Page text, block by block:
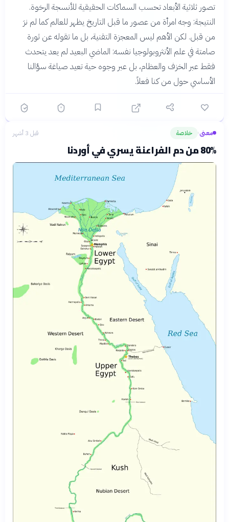
تصور ثلاثية الأبعاد تحسب السماكات الحقيقية للأنسجة الرخوة.
النتيجة: وجه امرأة من عصور ما قبل التاريخ يظهر للعالم كما لم نرَ
من قبل. لكن الأهم ليس المعجزة التقنية، بل ما تقوله عن ثورة
صامتة في علم الأنثروبولوجيا نفسه: الماضي البعيد لم يعد يتحدث
فقط عبر الخزف والعظام، بل عبر وجوه حية تعيد صياغة سؤالنا
الأساسي حول من كنا فعلاً.
معنى› خلاصة قبل 3 أشهر
80% من دم الفراعنة يسري في أوردنا